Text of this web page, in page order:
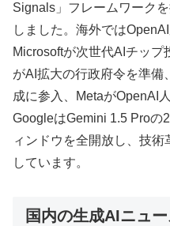
Signals」フレームワーク
しました。海外では
Microsoftが次世代AIチッ
がAI拡大の行政府令を準備
成に参入、MetaがOpenAI
GoogleはGemini 1.5 Proの
ィンドウを全開放し、技
しています。
国内の生成AIニュー